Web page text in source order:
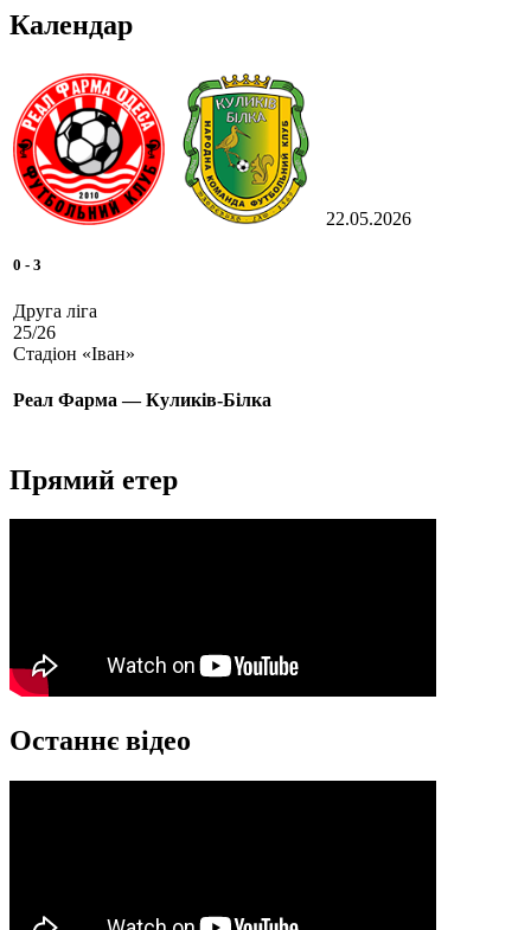
Календар
22.05.2026
0 - 3
Друга ліга
25/26
Стадіон «Іван»
Реал Фарма — Куликів-Білка
Прямий етер
Останнє відео